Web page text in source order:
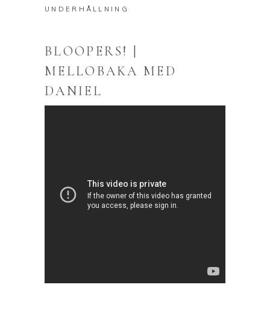
UNDERHÅLLNING
BLOOPERS! |
MELLOBAKA MED
DANIEL